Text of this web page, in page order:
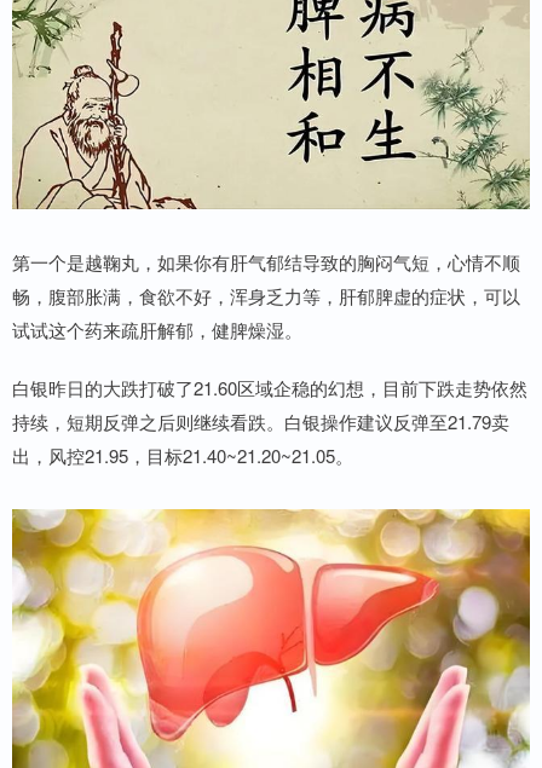
第一个是越鞠丸，如果你有肝气郁结导致的胸闷气短，心情不顺
畅，腹部胀满，食欲不好，浑身乏力等，肝郁脾虚的症状，可以
试试这个药来疏肝解郁，健脾燥湿。
白银昨日的大跌打破了21.60区域企稳的幻想，目前下跌走势依然
持续，短期反弹之后则继续看跌。白银操作建议反弹至21.79卖
出，风控21.95，目标21.40~21.20~21.05。